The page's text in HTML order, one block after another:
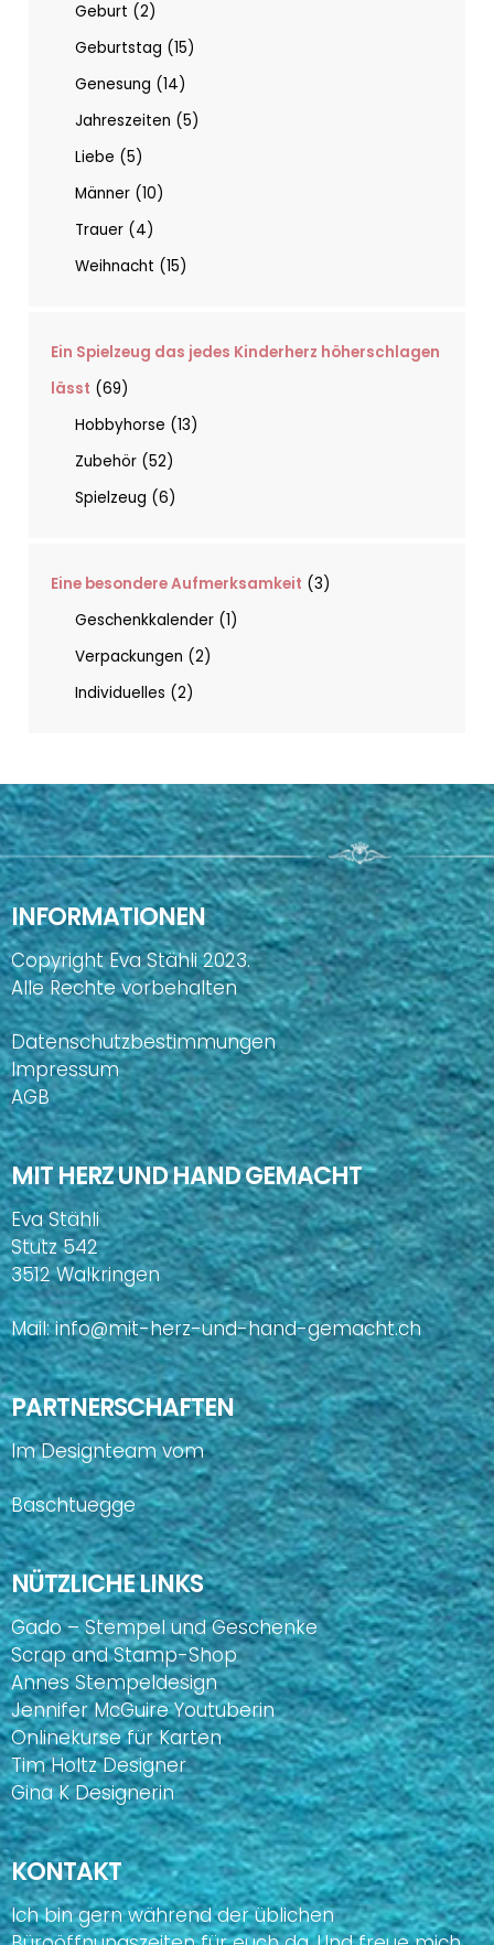
Geburt
2
Geburtstag
15
Genesung
14
Jahreszeiten
5
Liebe
5
Männer 10
Trauer
4
Weihnacht
15
Ein Spielzeug das jedes Kinderherz höherschlagen
lässt
69
Hobbyhorse
13
Zubehör 52
Spielzeug
6
Eine besondere Aufmerksamkeit
3
Geschenkkalender 1
Verpackungen
2
Individuelles
2
INFORMATIONEN
Copyright Eva Stähli 2023.
Alle Rechte vorbehalten
Datenschutzbestimmungen
Impressum
AGB
MIT HERZ UND HAND GEMACHT
Eva Stähli
Stutz 542
3512 Walkringen
Mail:info@mit-herz-und-hand-gemacht.ch
PARTNERSCHAFTEN
Im Designteam vom
Baschtuegge
NÜTZLICHE LINKS
Gado – Stempel und Geschenke
Scrap and Stamp-Shop
Annes Stempeldesign
Jennifer McGuire Youtuberin
Onlinekurse für Karten
Tim Holtz Designer
Gina K Designerin
KONTAKT
Ich bin gern während der üblichen